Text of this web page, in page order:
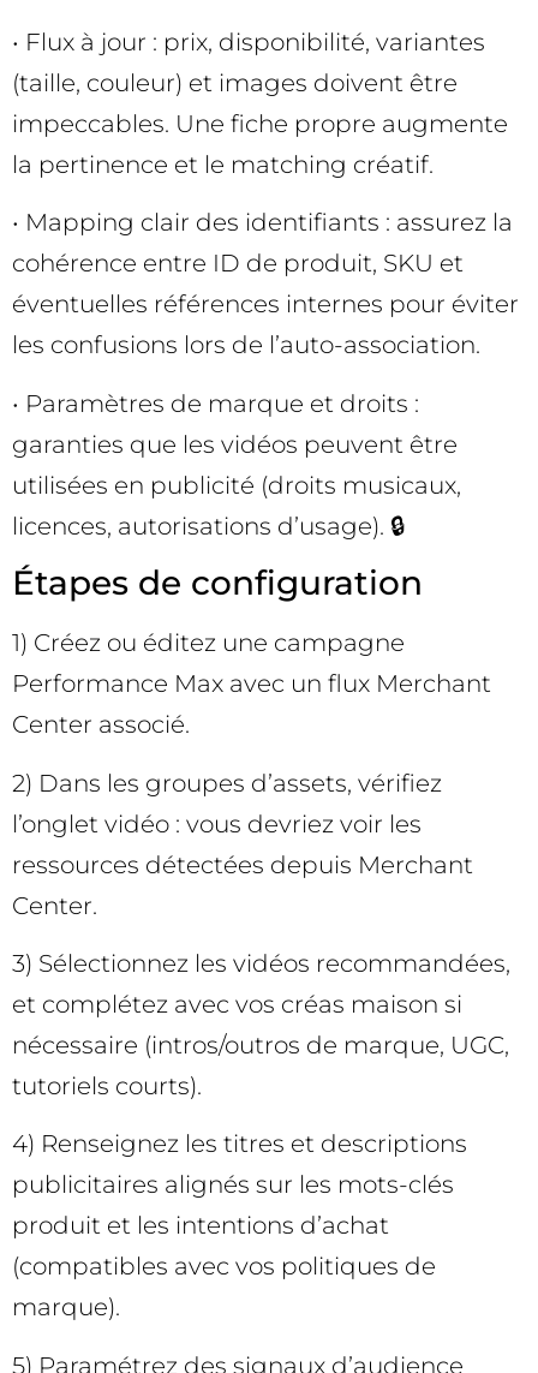
• Flux à jour : prix, disponibilité, variantes
(taille, couleur) et images doivent être
impeccables. Une fiche propre augmente
la pertinence et le matching créatif.
• Mapping clair des identifiants : assurez la
cohérence entre ID de produit, SKU et
éventuelles références internes pour éviter
les confusions lors de l’auto-association.
• Paramètres de marque et droits :
garanties que les vidéos peuvent être
utilisées en publicité (droits musicaux,
licences, autorisations d’usage). 🔒
Étapes de configuration
1) Créez ou éditez une campagne
Performance Max avec un flux Merchant
Center associé.
2) Dans les groupes d’assets, vérifiez
l’onglet vidéo : vous devriez voir les
ressources détectées depuis Merchant
Center.
3) Sélectionnez les vidéos recommandées,
et complétez avec vos créas maison si
nécessaire (intros/outros de marque, UGC,
tutoriels courts).
4) Renseignez les titres et descriptions
publicitaires alignés sur les mots-clés
produit et les intentions d’achat
(compatibles avec vos politiques de
marque).
5) Paramétrez des signaux d’audience